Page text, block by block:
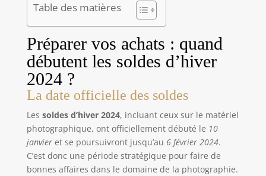
Table des matières
Préparer vos achats : quand
débutent les soldes d’hiver
2024 ?
La date officielle des soldes
Les soldes d’hiver 2024, incluant ceux sur le matériel
photographique, ont officiellement débuté le 10
janvieret se poursuivront jusqu’au 6 février 2024.
C’est donc une période stratégique pour faire de
bonnes affaires dans le domaine de la photographie.